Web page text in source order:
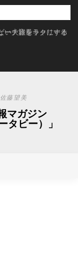
い大容量キャリーオ
ーチ旅をラクにする
藤望美
マガジン
タビー）」